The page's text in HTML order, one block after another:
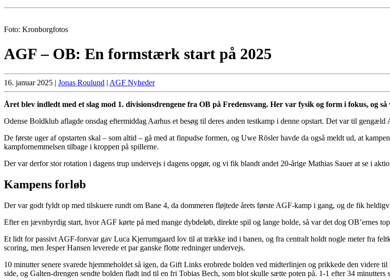
Foto: Kronborgfotos
AGF – OB: En formstærk start på 2025
16. januar 2025 | Jonas Roulund | AGF Nyheder
Året blev indledt med et slag mod 1. divisionsdrengene fra OB på Fredensvang. Her var fysik og form i fokus, og
Odense Boldklub aflagde onsdag eftermiddag Aarhus et besøg til deres anden testkamp i denne opstart. Det var til
De første uger af opstarten skal – som altid – gå med at finpudse formen, og Uwe Rösler havde da også meldt ud, at
kampfornemmelsen tilbage i kroppen på spillerne.
Der var derfor stor rotation i dagens trup undervejs i dagens opgør, og vi fik blandt andet 20-årige Mathias Sauer at se i
Kampens forløb
Der var godt fyldt op med tilskuere rundt om Bane 4, da dommeren fløjtede årets første AGF-kamp i gang, og de fik
Efter en jævnbyrdig start, hvor AGF kørte på med mange dybdeløb, direkte spil og lange bolde, så var det dog OB’ernes
Et lidt for passivt AGF-forsvar gav Luca Kjerrumgaard lov til at trække ind i banen, og fra centralt holdt nogle meter fra
scoring, men Jesper Hansen leverede et par ganske flotte redninger undervejs.
10 minutter senere svarede hjemmeholdet så igen, da Gift Links erobrede bolden ved midterlinjen og prikkede den videre
side, og Galten-drengen sendte bolden fladt ind til en fri Tobias Bech, som blot skulle sætte poten på. 1-1 efter 34 minutters